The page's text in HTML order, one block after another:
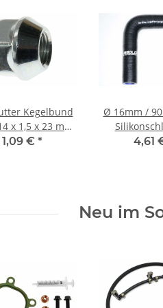
Kegelbund
x 1,5 x 23 mm
SW17 (offen)
1,09 € *
Ø 16mm /
4,61
Neu im